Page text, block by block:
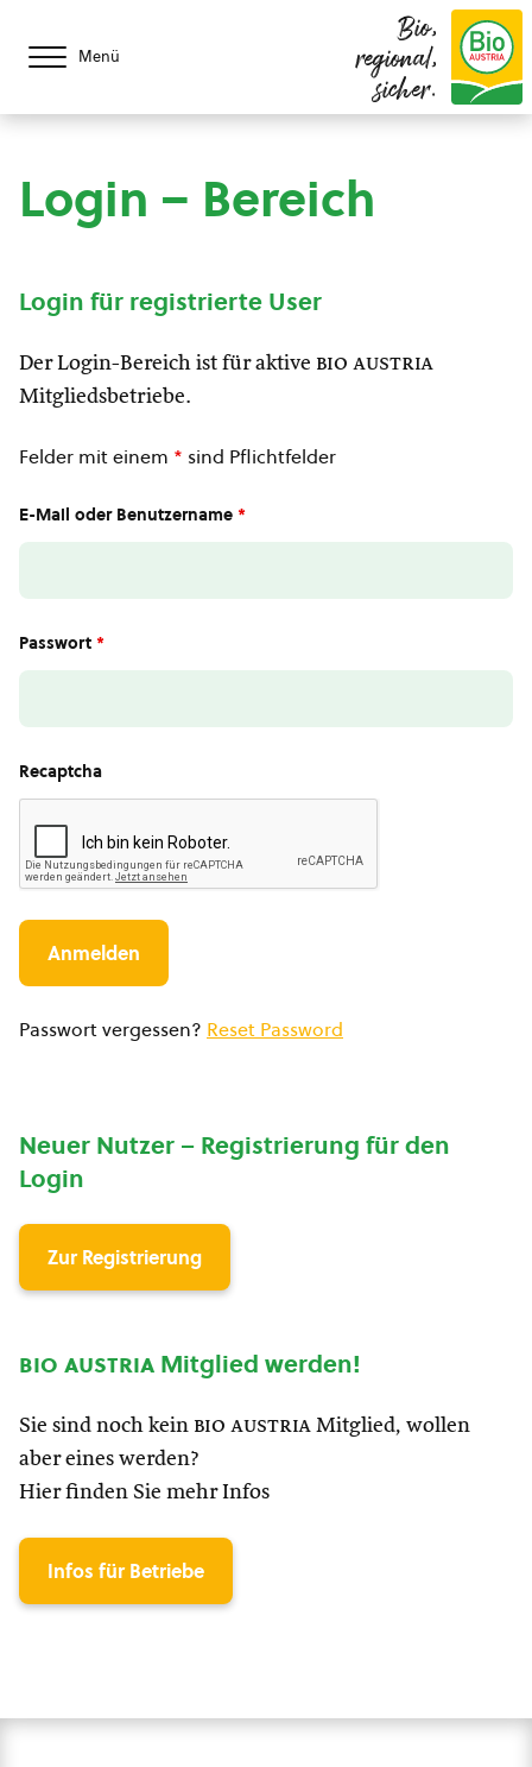
Menü
Bio,
regional,
sicher.
Login – Bereich
Login für registrierte User
Der Login-Bereich ist für aktive bio austria
Mitgliedsbetriebe.
Felder mit einem * sind Pflichtfelder
E-Mail oder Benutzername *
Passwort *
Recaptcha
Passwort vergessen? Reset Password
Neuer Nutzer – Registrierung für den
Login
Zur Registrierung
bio austria Mitglied werden!
Sie sind noch kein bio austria Mitglied, wollen
aber eines werden?
Hier finden Sie mehr Infos
Infos für Betriebe